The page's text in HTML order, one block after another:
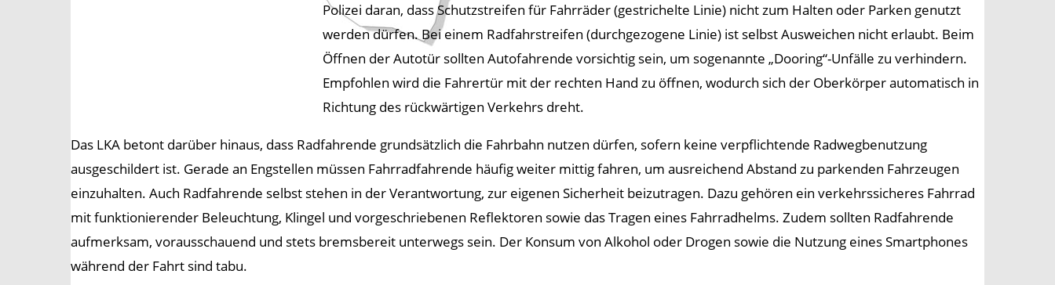
Polizei daran, dass Schutzstreifen für Fahrräder (gestrichelte Linie) nicht zum Halten oder Parken genutzt
werden dürfen. Bei einem Radfahrstreifen (durchgezogene Linie) ist selbst Ausweichen nicht erlaubt. Beim
Öffnen der Autotür sollten Autofahrende vorsichtig sein, um sogenannte „Dooring“-Unfälle zu verhindern.
Empfohlen wird die Fahrertür mit der rechten Hand zu öffnen, wodurch sich der Oberkörper automatisch in
Richtung des rückwärtigen Verkehrs dreht.
Das LKA betont darüber hinaus, dass Radfahrende grundsätzlich die Fahrbahn nutzen dürfen, sofern keine verpflichtende Radwegbenutzung
ausgeschildert ist. Gerade an Engstellen müssen Fahrradfahrende häufig weiter mittig fahren, um ausreichend Abstand zu parkenden Fahrzeugen
einzuhalten. Auch Radfahrende selbst stehen in der Verantwortung, zur eigenen Sicherheit beizutragen. Dazu gehören ein verkehrssicheres Fahrrad
mit funktionierender Beleuchtung, Klingel und vorgeschriebenen Reflektoren sowie das Tragen eines Fahrradhelms. Zudem sollten Radfahrende
aufmerksam, vorausschauend und stets bremsbereit unterwegs sein. Der Konsum von Alkohol oder Drogen sowie die Nutzung eines Smartphones
während der Fahrt sind tabu.